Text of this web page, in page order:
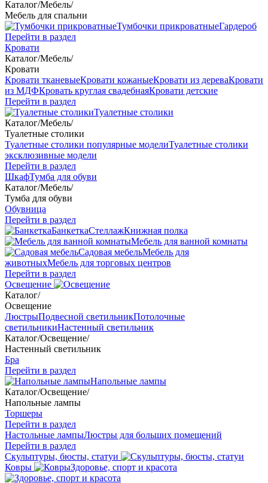
Каталог/Мебель/
Мебель для спальни
Тумбочки прикроватныеГардероб
Перейти в раздел
Кровати
Каталог/Мебель/
Кровати
Кровати тканевыеКровати кожаныеКровати из дереваКровати
из МДФКровать круглая свадебнаяКровати детские
Перейти в раздел
Туалетные столики
Каталог/Мебель/
Туалетные столики
Туалетные столики популярные моделиТуалетные столики
эксклюзивные модели
Перейти в раздел
ШкафТумба для обуви
Каталог/Мебель/
Тумба для обуви
Обувница
Перейти в раздел
БанкеткаСтеллажКнижная полка
Мебель для ванной комнаты
Садовая мебельМебель для
животныхМебель для торговых центров
Перейти в раздел
Освещение
Каталог/
Освещение
ЛюстрыПодвесной светильникПотолочные
светильникиНастенный светильник
Каталог/Освещение/
Настенный светильник
Бра
Перейти в раздел
Напольные лампы
Каталог/Освещение/
Напольные лампы
Торшеры
Перейти в раздел
Настольные лампыЛюстры для больших помещений
Перейти в раздел
Скульптуры, бюсты, статуи
Ковры
Здоровье, спорт и красота